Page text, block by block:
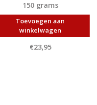
150 grams
Toevoegen aan
winkelwagen
€23,95